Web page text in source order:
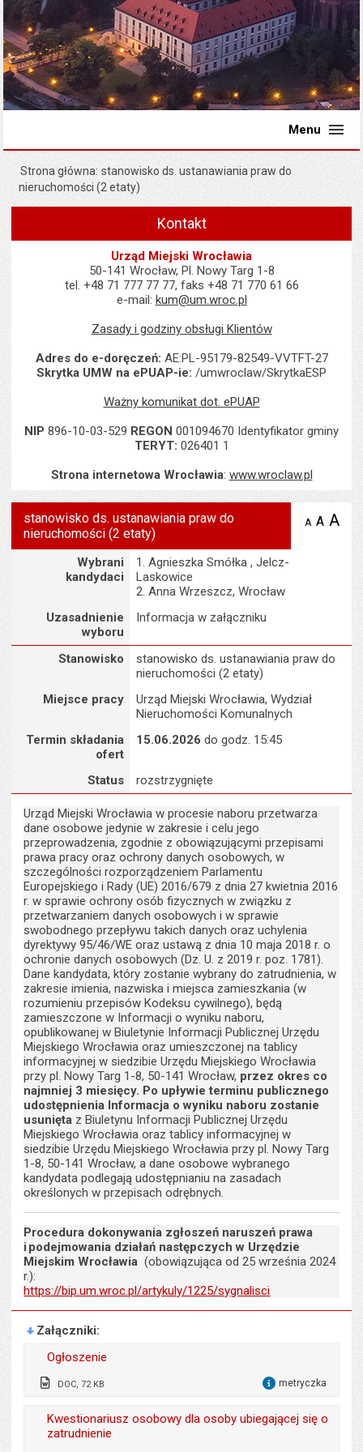
Menu
Strona główna stanowisko ds. ustanawiania praw do
nieruchomości (2 etaty)
Kontakt
Urząd Miejski Wrocławia
50-141 Wrocław, Pl. Nowy Targ 1-8
tel. +48 71 777 77 77, faks +48 71 770 61 66
e-mail: kum@um.wroc.pl
Zasady i godziny obsługi Klientów
Adres do e-doręczeń: AE:PL-95179-82549-VVTFT-27
Skrytka UMW na ePUAP-ie: /umwroclaw/SkrytkaESP
Ważny komunikat dot. ePUAP
NIP 896-10-03-529 REGON 001094670 Identyfikator gminy
TERYT: 026401 1
Strona internetowa Wrocławia: www.wroclaw.pl
stanowisko ds. ustanawiania praw do
nieruchomości (2 etaty)
A zmniejsz
A A
Uzasadnienie wyboru
Wybrani
kandydaci
1. Agnieszka Smółka , Jelcz-
Laskowice
2. Anna Wrzeszcz, Wrocław
Uzasadnienie
wyboru
Informacja w załączniku
SzczegółyStanowisko
stanowisko ds. ustanawiania praw do
nieruchomości (2 etaty)
Miejsce pracy
Urząd Miejski Wrocławia, Wydział
Nieruchomości Komunalnych
Termin składania
ofert
15.06.2026 do godz. 15:45
Status rozstrzygnięte
Urząd Miejski Wrocławia w procesie naboru przetwarza
dane osobowe jedynie w zakresie i celu jego
przeprowadzenia, zgodnie z obowiązującymi przepisami
prawa pracy oraz ochrony danych osobowych, w
szczególności rozporządzeniem Parlamentu
Europejskiego i Rady (UE) 2016/679 z dnia 27 kwietnia 2016
r. w sprawie ochrony osób fizycznych w związku z
przetwarzaniem danych osobowych i w sprawie
swobodnego przepływu takich danych oraz uchylenia
dyrektywy 95/46/WE oraz ustawą z dnia 10 maja 2018 r. o
ochronie danych osobowych (Dz. U. z 2019 r. poz. 1781).
Dane kandydata, który zostanie wybrany do zatrudnienia, w
zakresie imienia, nazwiska i miejsca zamieszkania (w
rozumieniu przepisów Kodeksu cywilnego), będą
zamieszczone w Informacji o wyniku naboru,
opublikowanej w Biuletynie Informacji Publicznej Urzędu
Miejskiego Wrocławia oraz umieszczonej na tablicy
informacyjnej w siedzibie Urzędu Miejskiego Wrocławia
przy pl. Nowy Targ 1-8, 50-141 Wrocław, przez okres co
najmniej 3 miesięcy. Po upływie terminu publicznego
udostępnienia Informacja o wyniku naboru zostanie
usunięta z Biuletynu Informacji Publicznej Urzędu
Miejskiego Wrocławia oraz tablicy informacyjnej w
siedzibie Urzędu Miejskiego Wrocławia przy pl. Nowy Targ
1-8, 50-141 Wrocław, a dane osobowe wybranego
kandydata podlegają udostępnianiu na zasadach
określonych w przepisach odrębnych.
Procedura dokonywania zgłoszeń naruszeń prawa
i podejmowania działań następczych w Urzędzie
Miejskim Wrocławia(obowiązująca od 25 września 2024
r.):
https://bip.um.wroc.pl/artykuly/1225/sygnalisci
Załączniki
Ogłoszenie
DOC, 72 KB metryczka
Wytworzył:
Dominika Haladin-
Zawiślak, Marta
Kwestionariusz osobowy dla osoby ubiegającej się o
zatrudnienie